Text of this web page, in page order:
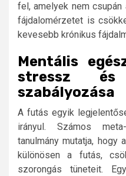
fel, amelyek nem csupán
fájdalomérzetet is
kevesebb krónikus
Mentális
stressz
szabályozása
A futás egyik
irányul. Számos
tanulmány mutatja,
különösen a futás,
szorongás tüneteit.